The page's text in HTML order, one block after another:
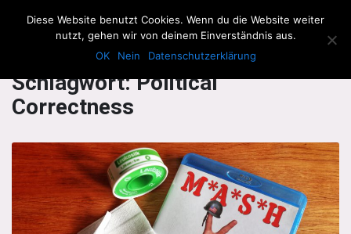
The Howling Men
Schlagwort:Political
Correctness
Diese Website benutzt Cookies. Wenn du die Website weiter
nutzt, gehen wir von deinem Einverständnis aus.
OK
Nein Datenschutzerklärung